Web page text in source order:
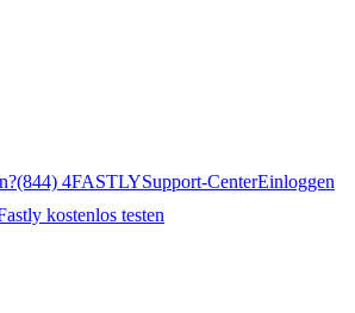
(844) 4FASTLYSupport-CenterEinloggen
kostenlos testen